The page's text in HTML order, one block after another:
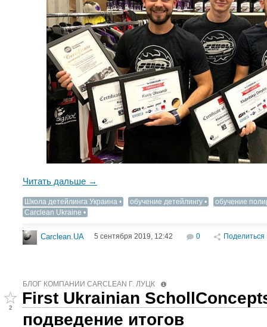
Читать дальше →
Школа детейлинга Украина обучение детейлингу
обучение
Carclean Ukraine
Carclean.UA 5 сентября 2019, 12:42 0 Поделиться
БЛОГ КОМПАНИИ СARCLEAN Г. ЛУЦК
2
First Ukrainian
подведение итогов